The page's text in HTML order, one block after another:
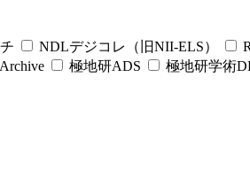
NDLデジコレ（旧NII-ELS）
極地研ADS 極地研学術